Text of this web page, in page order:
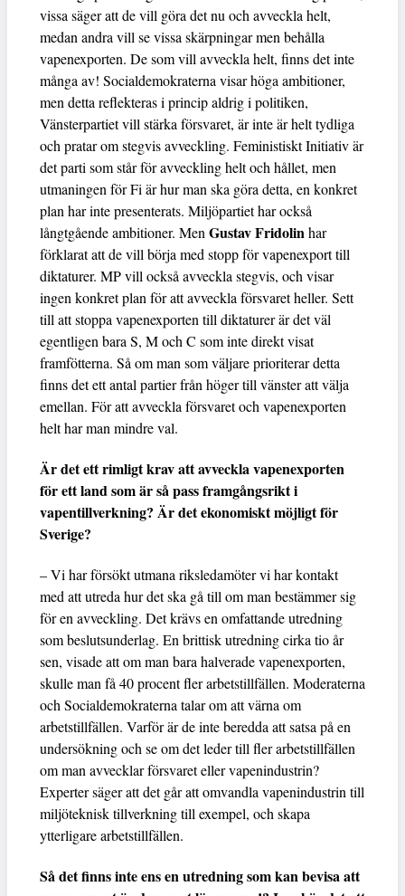
vissa säger att de vill göra det nu och avveckla helt,
medan andra vill se vissa skärpningar men behålla
vapenexporten. De som vill avveckla helt, finns det inte
många av! Socialdemokraterna visar höga ambitioner,
men detta reflekteras i princip aldrig i politiken,
Vänsterpartiet vill stärka försvaret, är inte är helt tydliga
och pratar om stegvis avveckling. Feministiskt Initiativ är
det parti som står för avveckling helt och hållet, men
utmaningen för Fi är hur man ska göra detta, en konkret
plan har inte presenterats. Miljöpartiet har också
långtgående ambitioner. Men Gustav Fridolinhar
förklarat att de vill börja med stopp för vapenexport till
diktaturer. MP vill också avveckla stegvis, och visar
ingen konkret plan för att avveckla försvaret heller. Sett
till att stoppa vapenexporten till diktaturer är det väl
egentligen bara S, M och C som inte direkt visat
framfötterna. Så om man som väljare prioriterar detta
finns det ett antal partier från höger till vänster att välja
emellan. För att avveckla försvaret och vapenexporten
helt har man mindre val.
Är det ett rimligt krav att avveckla vapenexporten
för ett land som är så pass framgångsrikt i
vapentillverkning? Är det ekonomiskt möjligt för
Sverige?
– Vi har försökt utmana riksledamöter vi har kontakt
med att utreda hur det ska gå till om man bestämmer sig
för en avveckling. Det krävs en omfattande utredning
som beslutsunderlag. En brittisk utredning cirka tio år
sen, visade att om man bara halverade vapenexporten,
skulle man få 40 procent fler arbetstillfällen. Moderaterna
och Socialdemokraterna talar om att värna om
arbetstillfällen. Varför är de inte beredda att satsa på en
undersökning och se om det leder till fler arbetstillfällen
om man avvecklar försvaret eller vapenindustrin?
Experter säger att det går att omvandla vapenindustrin till
miljöteknisk tillverkning till exempel, och skapa
ytterligare arbetstillfällen.
Så det finns inte ens en utredning som kan bevisa att